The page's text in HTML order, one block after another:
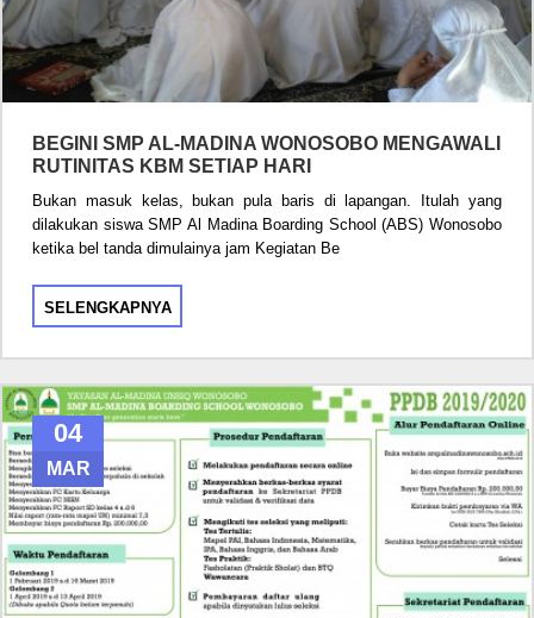
BEGINI SMP AL-MADINA WONOSOBO MENGAWALI
RUTINITAS KBM SETIAP HARI
Bukan masuk kelas, bukan pula baris di lapangan. Itulah yang
dilakukan siswa SMP Al Madina Boarding School (ABS) Wonosobo
ketika bel tanda dimulainya jam Kegiatan Be
SELENGKAPNYA
04
MAR